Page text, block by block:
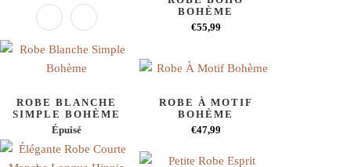
BOHÈME
€55,99
ROBE BLANCHE
SIMPLE BOHÈME
Épuisé
ROBE À MOTIF
BOHÈME
€47,99